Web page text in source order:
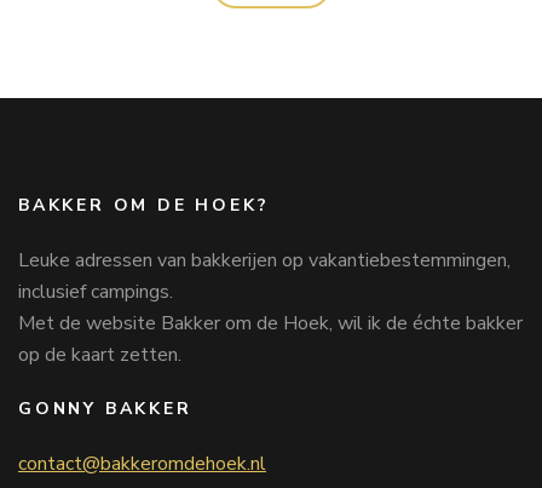
BAKKER OM DE HOEK?
Leuke adressen van bakkerijen op vakantiebestemmingen,
inclusief campings.
Met de website Bakker om de Hoek, wil ik de échte bakker
op de kaart zetten.
GONNY BAKKER
contact@bakkeromdehoek.nl